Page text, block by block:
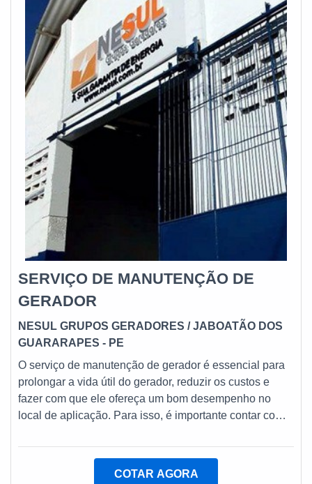
melhor experiência para parceiros novos e
antigos.Aproveite a visita para acessar o nosso site e
saber mais sobre a empresa, nossos serviços e
produtos. Se preferir, entre em contato com um dos
nossos consultores e solicite um orçamento!
SERVIÇO DE MANUTENÇÃO DE
GERADOR
NESUL GRUPOS GERADORES / JABOATÃO DOS
GUARARAPES - PE
O serviço de manutenção de gerador é essencial para
prolongar a vida útil do gerador, reduzir os custos e
fazer com que ele ofereça um bom desempenho no
local de aplicação. Para isso, é importante contar com
a agilidade como base nos serviços.MAIS SOBRE
COTAR AGORA